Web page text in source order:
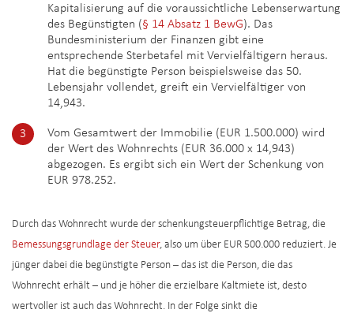
Kapitalisierung auf die voraussichtliche Lebenserwartung
des Begünstigten (§ 14 Absatz 1 BewG). Das
Bundesministerium der Finanzen gibt eine
entsprechende Sterbetafel mit Vervielfältigern heraus.
Hat die begünstigte Person beispielsweise das 50.
Lebensjahr vollendet, greift ein Vervielfältiger von
14,943.
Vom Gesamtwert der Immobilie (EUR 1.500.000) wird
der Wert des Wohnrechts (EUR 36.000 x 14,943)
abgezogen. Es ergibt sich ein Wert der Schenkung von
EUR 978.252.
Durch das Wohnrecht wurde der schenkungsteuerpflichtige Betrag, die
Bemessungsgrundlage der Steuer, also um über EUR 500.000 reduziert. Je
jünger dabei die begünstigte Person – das ist die Person, die das
Wohnrecht erhält – und je höher die erzielbare Kaltmiete ist, desto
wertvoller ist auch das Wohnrecht. In der Folge sinkt die